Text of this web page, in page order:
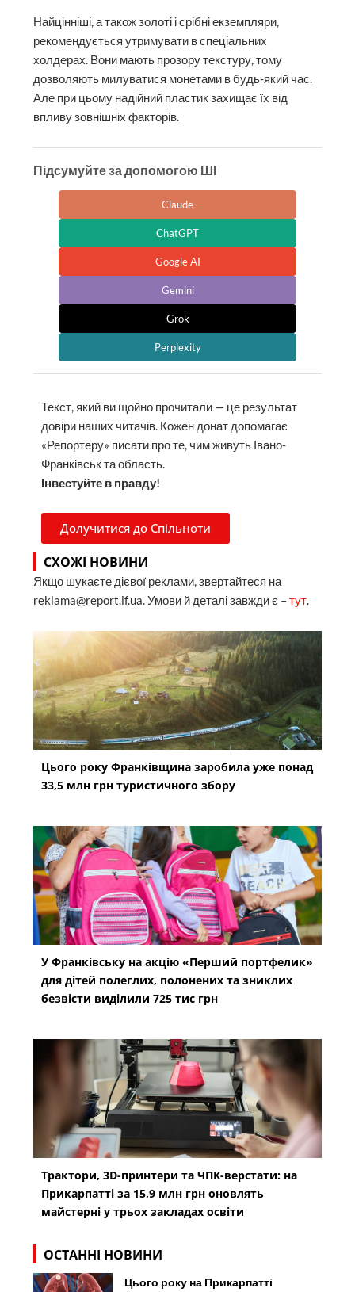
Найцінніші, а також золоті і срібні екземпляри,
рекомендується утримувати в спеціальних
холдерах. Вони мають прозору текстуру, тому
дозволяють милуватися монетами в будь-який час.
Але при цьому надійний пластик захищає їх від
впливу зовнішніх факторів.
Підсумуйте за допомогою ШІ
Claude
ChatGPT
Google AI
Gemini
Grok
Perplexity
Текст, який ви щойно прочитали — це результат
довіри наших читачів. Кожен донат допомагає
«Репортеру» писати про те, чим живуть Івано-
Франківськ та область.
Інвестуйте в правду!
Долучитися до Спільноти
СХОЖІ НОВИНИ
Якщо шукаєте дієвої реклами, звертайтеся на
reklama@report.if.ua. Умови й деталі завжди є –тут.
Цього року Франківщина заробила уже понад
33,5 млн грн туристичного збору
У Франківську на акцію «Перший портфелик»
для дітей полеглих, полонених та зниклих
безвісти виділили 725 тис грн
Трактори, 3D-принтери та ЧПК-верстати: на
Прикарпатті за 15,9 млн грн оновлять
майстерні у трьох закладах освіти
ОСТАННІ НОВИНИ
Цього року на Прикарпатті